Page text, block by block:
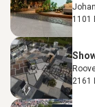
1101
2161